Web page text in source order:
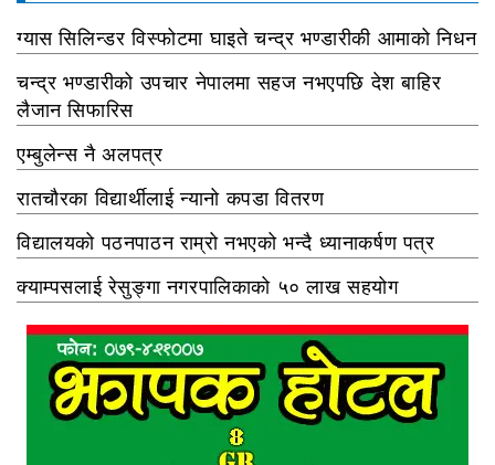
ग्यास सिलिन्डर विस्फोटमा घाइते चन्द्र भण्डारीकी आमाको निधन
चन्द्र भण्डारीको उपचार नेपालमा सहज नभएपछि देश बाहिर
लैजान सिफारिस
एम्बुलेन्स नै अलपत्र
रातचौरका विद्यार्थीलाई न्यानो कपडा वितरण
विद्यालयको पठनपाठन राम्रो नभएको भन्दै ध्यानाकर्षण पत्र
क्याम्पसलाई रेसुङ्गा नगरपालिकाको ५० लाख सहयोग